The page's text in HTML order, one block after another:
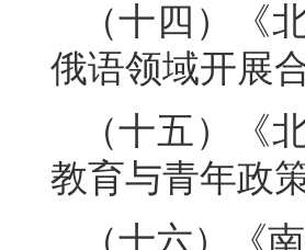
（十四）《
俄语领域开展
（十五）《
教育与青年政
（十六）《